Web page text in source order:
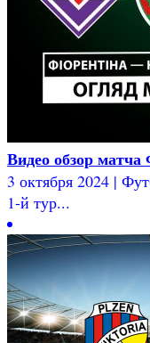
Видео обзор
3 октября 2024 |
1-й тур...